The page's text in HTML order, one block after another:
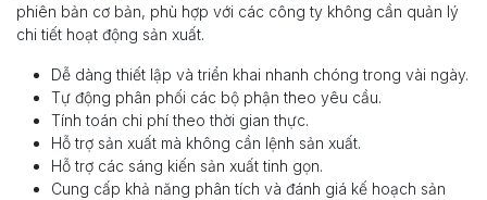
phiên bản cơ bản, phù hợp với các công ty không cần quản lý
chi tiết hoạt động sản xuất.
Dễ dàng thiết lập và triển khai nhanh chóng trong vài ngày.
Tự động phân phối các bộ phận theo yêu cầu.
Tính toán chi phí theo thời gian thực.
Hỗ trợ sản xuất mà không cần lệnh sản xuất.
Hỗ trợ các sáng kiến sản xuất tinh gọn.
Cung cấp khả năng phân tích và đánh giá kế hoạch sản